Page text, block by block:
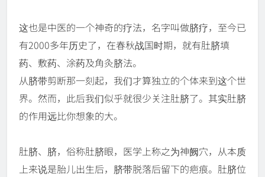
这也是中医的一个神奇的疗法，名字叫做脐疗，至今已
有2000多年历史了，在春秋战国时期，就有肚脐填
药、敷药、涂药及角灸脐法。
从脐带剪断那一刻起，我们才算独立的个体来到这个世
界。然而，此后我们似乎就很少关注肚脐了。其实肚脐
的作用远比你想象的大。
肚脐、脐，俗称肚脐眼，医学上称之为神阙穴，从本质
上来说是胎儿出生后，脐带脱落后留下的疤痕。肚脐位